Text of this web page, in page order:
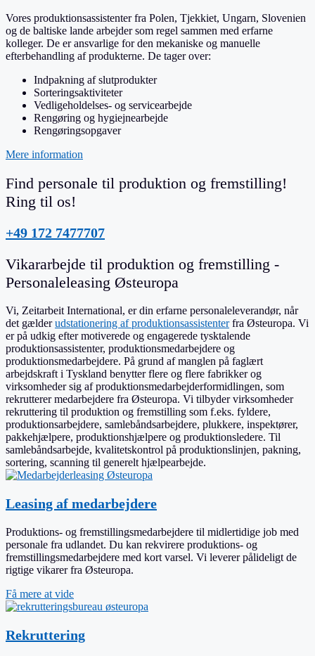
Vores produktionsassistenter fra Polen, Tjekkiet, Ungarn, Slovenien
og de baltiske lande arbejder som regel sammen med erfarne
kolleger. De er ansvarlige for den mekaniske og manuelle
efterbehandling af produkterne. De tager over:
Indpakning af slutprodukter
Sorteringsaktiviteter
Vedligeholdelses- og servicearbejde
Rengøring og hygiejnearbejde
Rengøringsopgaver
Mere information
Find personale til produktion og fremstilling!
Ring til os!
+49 172 7477707
Vikararbejde til produktion og fremstilling -
Personaleleasing Østeuropa
Vi, Zeitarbeit International, er din erfarne personaleleverandør, når
det gælderudstationering af produktionsassistenterfra Østeuropa. Vi
er på udkig efter motiverede og engagerede tysktalende
produktionsassistenter, produktionsmedarbejdere og
produktionsmedarbejdere. På grund af manglen på faglært
arbejdskraft i Tyskland benytter flere og flere fabrikker og
virksomheder sig af produktionsmedarbejderformidlingen, som
rekrutterer medarbejdere fra Østeuropa. Vi tilbyder virksomheder
rekruttering til produktion og fremstilling som f.eks. fyldere,
produktionsarbejdere, samlebåndsarbejdere, plukkere, inspektører,
pakkehjælpere, produktionshjælpere og produktionsledere. Til
samlebåndsarbejde, kvalitetskontrol på produktionslinjen, pakning,
sortering, scanning til generelt hjælpearbejde.
Leasing af medarbejdere
Produktions- og fremstillingsmedarbejdere til midlertidige job med
personale fra udlandet. Du kan rekvirere produktions- og
fremstillingsmedarbejdere med kort varsel. Vi leverer pålideligt de
rigtige vikarer fra Østeuropa.
Få mere at vide
Rekruttering